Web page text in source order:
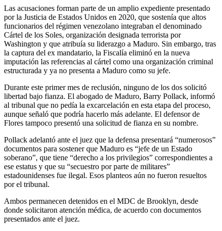
Las acusaciones forman parte de un amplio expediente presentado
por la Justicia de Estados Unidos en 2020, que sostenía que altos
funcionarios del régimen venezolano integraban el denominado
Cártel de los Soles, organización designada terrorista por
Washington y que atribuía su liderazgo a Maduro. Sin embargo, tras
la captura del ex mandatario, la Fiscalía eliminó en la nueva
imputación las referencias al cártel como una organización criminal
estructurada y ya no presenta a Maduro como su jefe.
Durante este primer mes de reclusión, ninguno de los dos solicitó
libertad bajo fianza. El abogado de Maduro, Barry Pollack, informó
al tribunal que no pedía la excarcelación en esta etapa del proceso,
aunque señaló que podría hacerlo más adelante. El defensor de
Flores tampoco presentó una solicitud de fianza en su nombre.
Pollack adelantó ante el juez que la defensa presentará “numerosos”
documentos para sostener que Maduro es “jefe de un Estado
soberano”, que tiene “derecho a los privilegios” correspondientes a
ese estatus y que su “secuestro por parte de militares”
estadounidenses fue ilegal. Esos planteos aún no fueron resueltos
por el tribunal.
Ambos permanecen detenidos en el MDC de Brooklyn, desde
donde solicitaron atención médica, de acuerdo con documentos
presentados ante el juez.